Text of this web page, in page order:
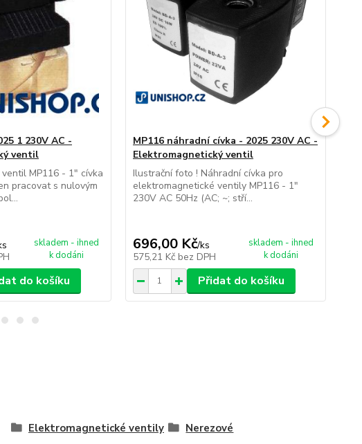
1 230V AC -
ventil
MP116 - 1" cívka
pracovat s nulovým
skladem - ihned
k dodáni
do košíku
MP116 náhradní cívka - 2025 230V AC -
Elektromagnetický ventil
Ilustrační foto ! Náhradní cívka pro
elektromagnetické ventily MP116 - 1"
230V AC 50Hz (AC; ~; stří...
696,00 Kč/ks
575,21 Kč bez DPH
skladem - ihned
k dodáni
Přidat do košíku
Elektromagnetické ventily
Nerezové